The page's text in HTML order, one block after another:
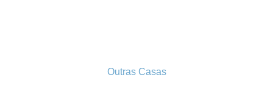
Outras Casas